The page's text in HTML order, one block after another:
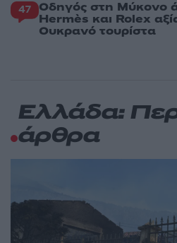
47 Οδηγός στη Μύκονο
Hermès και Rolex
Ουκρανό τουρίστα
Ελλάδα:
άρθρα